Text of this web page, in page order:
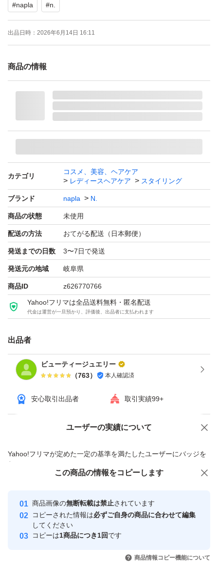
【商品の状態】未使用
【カラー】クリア系
【容量】150ml
よろしくお願いいたします。
#napla #n.
出品日時： 2026年6月14日 16:11
商品の情報
カテゴリ
コスメ、美容、ヘアケア
レディースヘアケア
スタイリング
ブランド napla N.
商品の状態 未使用
配送の方法 おてがる配送（日本郵便）
発送までの日数 3〜7日で発送
発送元の地域 岐阜県
商品ID z626770766
Yahoo!フリマは全品送料無料・匿名配送
代金は運営が一旦預かり、評価後、出品者に支払われます
出品者
ビューティージュエリー
（763） 本人確認済
安心取引出品者 取引実績99+
ユーザーの実績について
Yahoo!フリマが定めた一定の基準を満たしたユーザーにバッジを
付与しています
安心取引出品者
心・安全なユーザーです
取引実績
引を完了させた実績があります
価格の相談 商品への質問
この商品の情報をコピーします
商品画像の無断転載は禁止されています
コピーされた情報は必ずご自身の商品に合わせて編集
してください
コピーは1商品につき1回です
商品情報コピー機能について
この商品をみている人にオススメ